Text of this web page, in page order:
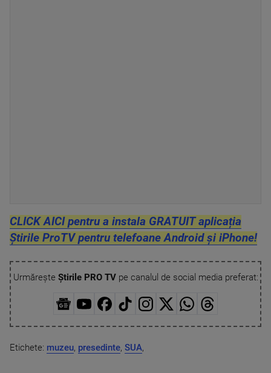
CLICK AICI pentru a instala GRATUIT aplicația
Știrile ProTV pentru telefoane Android și iPhone!
Urmărește Știrile PRO TVpe canalul de social media preferat:
Etichete: muzeu, presedinte, SUA,